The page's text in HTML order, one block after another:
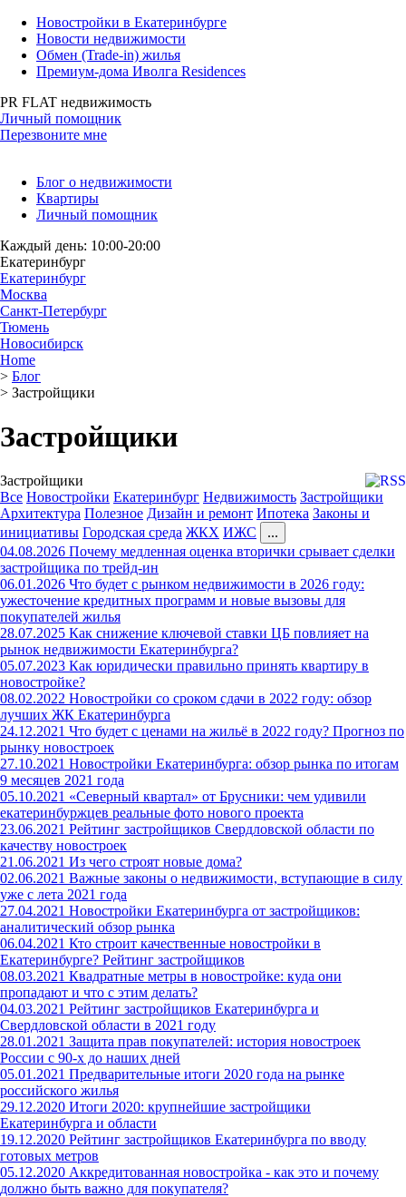
Новостройки в Екатеринбурге
Новости недвижимости
Обмен (Trade-in) жилья
Премиум-дома Иволга Residences
PR FLAT недвижимость
Личный помощник
Перезвоните мне
Блог о недвижимости
Квартиры
Личный помощник
Каждый день: 10:00-20:00
Екатеринбург
Екатеринбург
Москва
Санкт-Петербург
Тюмень
Новосибирск
Home
> Блог
> Застройщики
Застройщики
Застройщики
Все Новостройки Екатеринбург Недвижимость Застройщики
Архитектура Полезное Дизайн и ремонт Ипотека Законы и
инициативы Городская среда ЖКХ ИЖС
...
04.08.2026 Почему медленная оценка вторички срывает сделки
застройщика по трейд-ин
06.01.2026 Что будет с рынком недвижимости в 2026 году:
ужесточение кредитных программ и новые вызовы для
покупателей жилья
28.07.2025 Как снижение ключевой ставки ЦБ повлияет на
рынок недвижимости Екатеринбурга?
05.07.2023 Как юридически правильно принять квартиру в
новостройке?
08.02.2022 Новостройки со сроком сдачи в 2022 году: обзор
лучших ЖК Екатеринбурга
24.12.2021 Что будет с ценами на жильё в 2022 году? Прогноз по
рынку новостроек
27.10.2021 Новостройки Екатеринбурга: обзор рынка по итогам
9 месяцев 2021 года
05.10.2021 «Северный квартал» от Брусники: чем удивили
екатеринбуржцев реальные фото нового проекта
23.06.2021 Рейтинг застройщиков Свердловской области по
качеству новостроек
21.06.2021 Из чего строят новые дома?
02.06.2021 Важные законы о недвижимости, вступающие в силу
уже с лета 2021 года
27.04.2021 Новостройки Екатеринбурга от застройщиков:
аналитический обзор рынка
06.04.2021 Кто строит качественные новостройки в
Екатеринбурге? Рейтинг застройщиков
08.03.2021 Квадратные метры в новостройке: куда они
пропадают и что с этим делать?
04.03.2021 Рейтинг застройщиков Екатеринбурга и
Свердловской области в 2021 году
28.01.2021 Защита прав покупателей: история новостроек
России с 90-х до наших дней
05.01.2021 Предварительные итоги 2020 года на рынке
российского жилья
29.12.2020 Итоги 2020: крупнейшие застройщики
Екатеринбурга и области
19.12.2020 Рейтинг застройщиков Екатеринбурга по вводу
готовых метров
05.12.2020 Аккредитованная новостройка - как это и почему
должно быть важно для покупателя?